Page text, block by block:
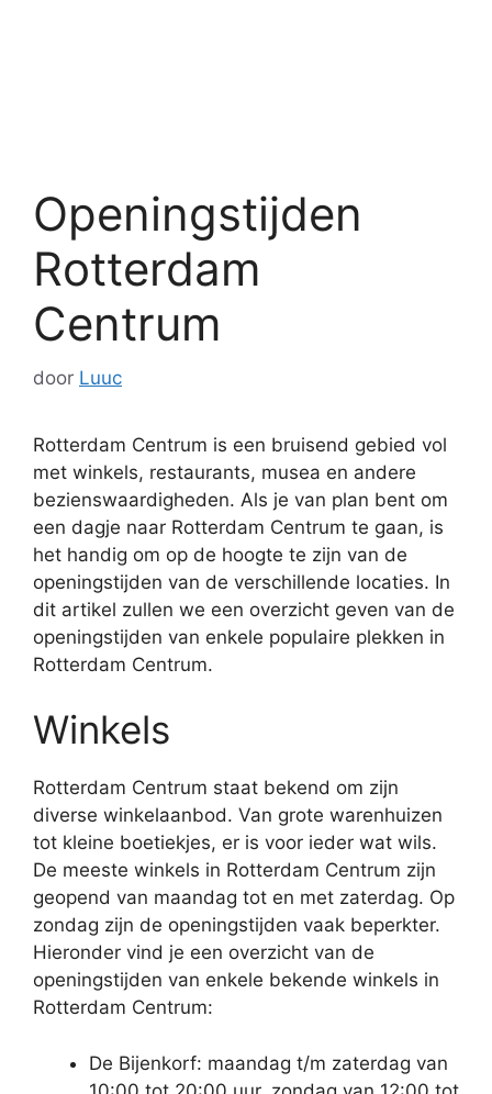
Openingstijden
Rotterdam
Centrum
door Luuc
Rotterdam Centrum is een bruisend gebied vol
met winkels, restaurants, musea en andere
bezienswaardigheden. Als je van plan bent om
een dagje naar Rotterdam Centrum te gaan, is
het handig om op de hoogte te zijn van de
openingstijden van de verschillende locaties. In
dit artikel zullen we een overzicht geven van de
openingstijden van enkele populaire plekken in
Rotterdam Centrum.
Winkels
Rotterdam Centrum staat bekend om zijn
diverse winkelaanbod. Van grote warenhuizen
tot kleine boetiekjes, er is voor ieder wat wils.
De meeste winkels in Rotterdam Centrum zijn
geopend van maandag tot en met zaterdag. Op
zondag zijn de openingstijden vaak beperkter.
Hieronder vind je een overzicht van de
openingstijden van enkele bekende winkels in
Rotterdam Centrum:
De Bijenkorf: maandag t/m zaterdag van